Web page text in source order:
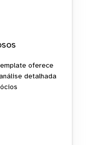
oferece
detalhada